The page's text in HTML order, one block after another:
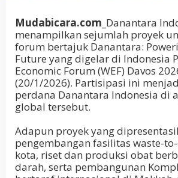
Mudabicara.com_ Danantara
menampilkan sejumlah proyek
forum bertajuk Danantara:
Future yang digelar di Indonesia
Economic Forum (WEF) Davos
(20/1/2026). Partisipasi ini
perdana Danantara Indonesia di
global tersebut.
Adapun proyek yang
pengembangan fasilitas waste-
kota, riset dan produksi obat
darah, serta pembangunan